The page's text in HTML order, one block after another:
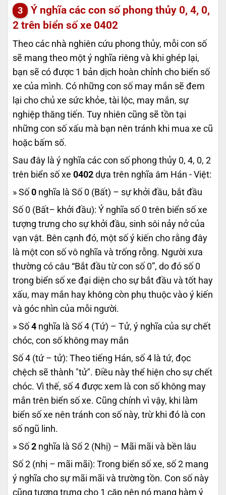
Ý nghĩa các con số phong thủy 0, 4, 0,
2 trên biển số xe 0402
Theo các nhà nghiên cứu phong thủy, mỗi con số
sẽ mang theo một ý nghĩa riêng và khi ghép lại,
bạn sẽ có được 1 bản dịch hoàn chỉnh cho biển số
xe của mình. Có những con số may mắn sẽ đem
lại cho chủ xe sức khỏe, tài lộc, may mắn, sự
nghiệp thăng tiến. Tuy nhiên cũng sẽ tồn tại
những con số xấu mà bạn nên tránh khi mua xe cũ
hoặc bấm số.
Sau đây là ý nghĩa các con số phong thủy 0, 4, 0, 2
trên biển số xe 0402 dựa trên nghĩa âm Hán - Việt:
» Số 0 nghĩa là Số 0 (Bất) – sự khởi đầu, bắt đầu
Số 0 (Bất– khởi đầu): Ý nghĩa số 0 trên biển số xe
tượng trưng cho sự khởi đầu, sinh sôi nảy nở của
vạn vật. Bên cạnh đó, một số ý kiến cho rằng đây
là một con số vô nghĩa và trống rỗng. Người xưa
thường có câu “Bắt đầu từ con số 0”, do đó số 0
trong biển số xe đại diện cho sự bắt đầu và tốt hay
xấu, may mắn hay không còn phụ thuộc vào ý kiến
và góc nhìn của mỗi người.
» Số 4 nghĩa là Số 4 (Tứ) – Tử, ý nghĩa của sự chết
chóc, con số không may mắn
Số 4 (tứ – tử): Theo tiếng Hán, số 4 là tứ, đọc
chệch sẽ thành "tử". Điều này thể hiện cho sự chết
chóc. Vì thế, số 4 được xem là con số không may
mắn trên biển số xe. Cũng chính vì vậy, khi làm
biển số xe nên tránh con số này, trừ khi đó là con
số ngũ linh.
» Số 2 nghĩa là Số 2 (Nhị) – Mãi mãi và bền lâu
Số 2 (nhị – mãi mãi): Trong biển số xe, số 2 mang
ý nghĩa cho sự mãi mãi và trường tồn. Con số này
cũng tượng trưng cho 1 cặp nên nó mang hàm ý